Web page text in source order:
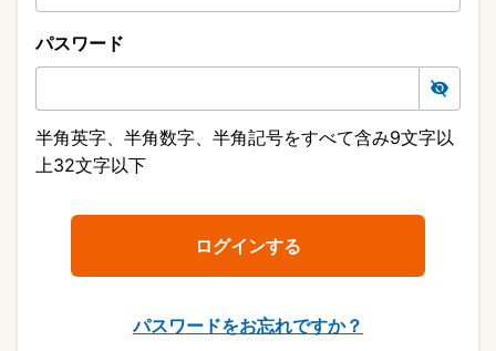
パスワード
半角英字、半角数字、半角記号をすべて含み9文字以
上32文字以下
パスワードをお忘れですか？